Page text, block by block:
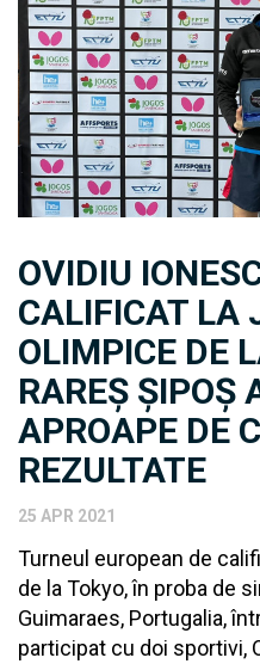
OVIDIU
CALIFICAT LA
OLIMPICE DE
RAREȘ ȘIPOȘ
APROAPE DE
REZULTATE
25 APR 2021
Turneul european de
de la Tokyo, în proba de
Guimaraes, Portugalia,
participat cu doi sportivi,